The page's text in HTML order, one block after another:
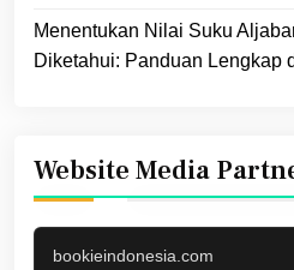
Menentukan Nilai Suku
Diketahui: Panduan Lengkap
Website Media
bookieindonesia.com